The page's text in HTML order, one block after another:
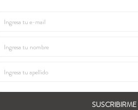
SUSCRIBIRME